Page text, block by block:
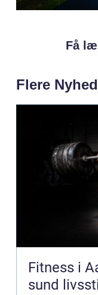
Få
Flere
Fitness i
sund